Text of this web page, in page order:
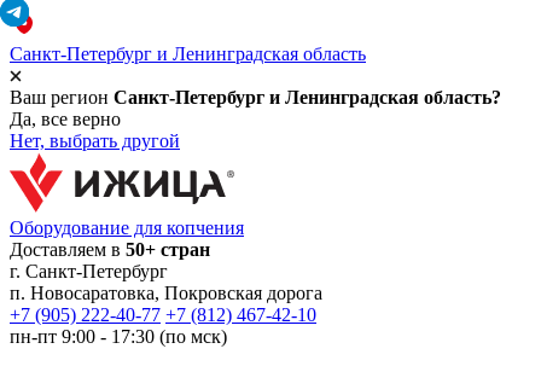
Санкт-Петербург и Ленинградская область
Ваш регион Санкт-Петербург и Ленинградская область?
Да, все верно
Нет, выбрать другой
Оборудование для копчения
Доставляем в 50+ стран
г. Санкт-Петербург
п. Новосаратовка, Покровская дорога
+7 (905) 222-40-77 +7 (812) 467-42-10
пн-пт 9:00 - 17:30 (по мск)